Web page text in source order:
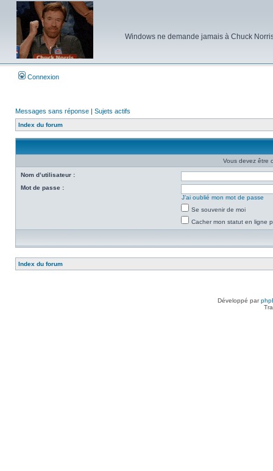
Windows ne demande jamais à Chuck
Connexion
Messages sans réponse | Sujets actifs
Index du forum
Vous devez être
Nom d’utilisateur :
Mot de passe :
J’ai oublié mon mot de passe
Se souvenir de moi
Cacher mon statut en ligne
Index du forum
Développé par